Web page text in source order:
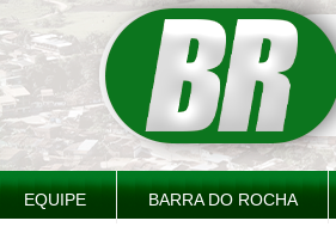
EQUIPE BARRA DO ROCHA